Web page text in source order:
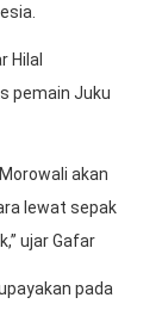
Hilal
pemain Juku
akan
lewat sepak
ujar Gafar
pada